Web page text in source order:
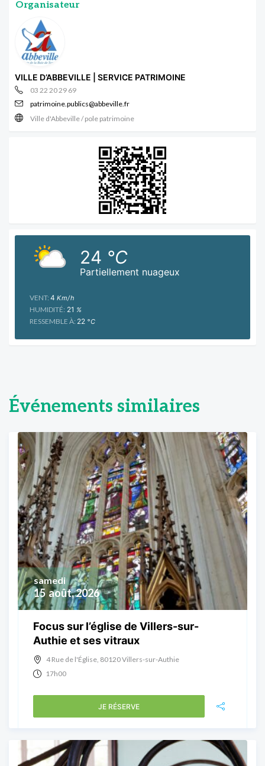
Organisateur
VILLE D’ABBEVILLE | SERVICE PATRIMOINE
03 22 20 29 69
patrimoine.publics@abbeville.fr
Ville d'Abbeville / pole patrimoine
Partiellement nuageux
24 °C
VENT: 4 Km/h
HUMIDITÉ: 21 %
RESSEMBLE À: 22 °C
Événements similaires
15 août, 2026
samedi
Focus sur l’église de Villers-sur-
Authie et ses vitraux
4 Rue de l'Église, 80120 Villers-sur-Authie
17h00
JE RÉSERVE